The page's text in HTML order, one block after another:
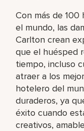
Con más de
el mundo, las
Carlton crean
que el huésped
tiempo, incluso
atraer a los
hotelero del
duraderos, ya
éxito cuando
creativos,